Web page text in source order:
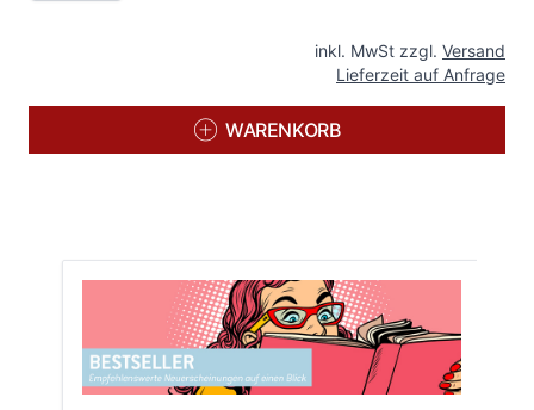
inkl. MwSt zzgl. Versand
Lieferzeit auf Anfrage
WARENKORB